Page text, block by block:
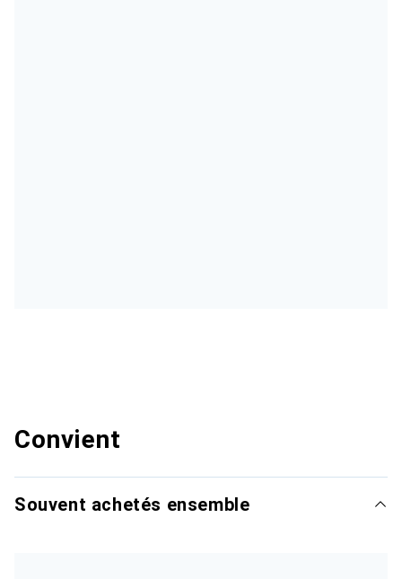
Convient
Souvent achetés ensemble